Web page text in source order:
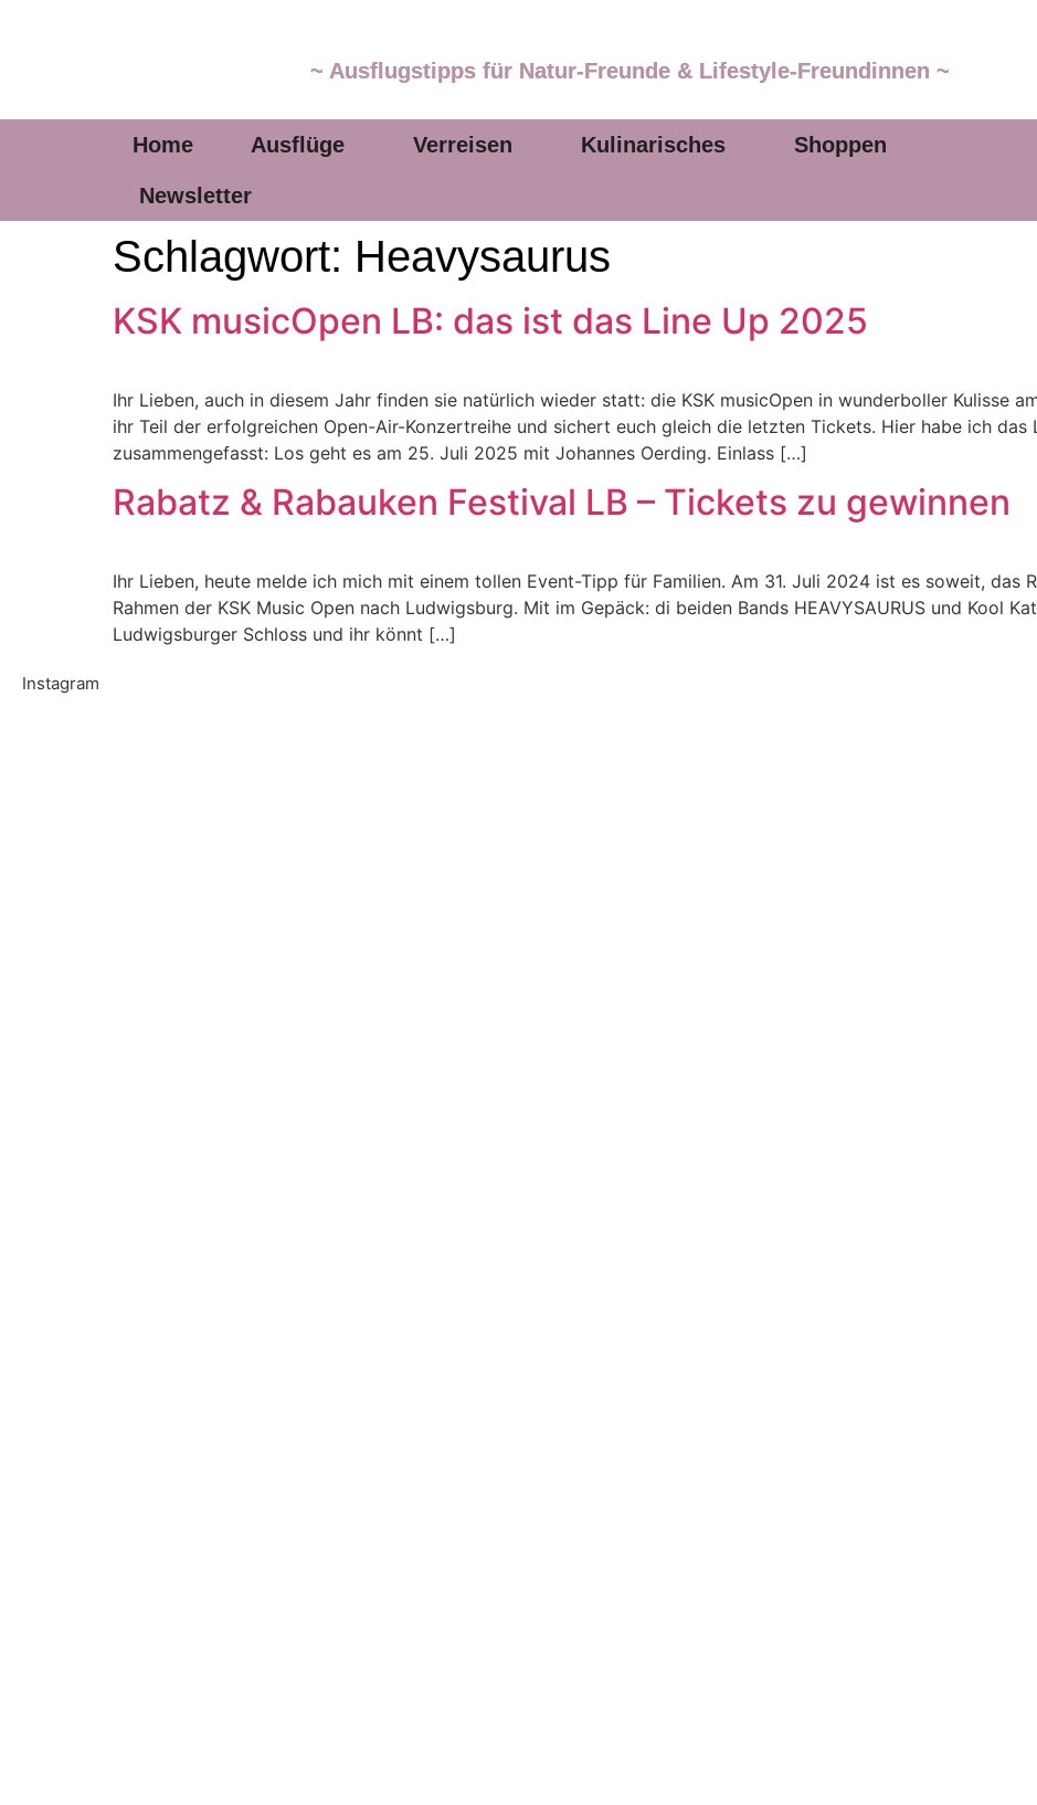
~ Ausflugstipps für Natur-Freunde & Lifestyle-Freundinnen ~
Home Ausflüge Verreisen Kulinarisches Shoppen
Newsletter
Schlagwort: Heavysaurus
KSK musicOpen LB: das ist das Line Up 2025
Ihr Lieben, auch in diesem Jahr finden sie natürlich wieder statt: die KSK musicOpen in wunderboller Kulisse
ihr Teil der erfolgreichen Open-Air-Konzertreihe und sichert euch gleich die letzten Tickets. Hier habe ich das
zusammengefasst: Los geht es am 25. Juli 2025 mit Johannes Oerding. Einlass […]
Rabatz & Rabauken Festival LB – Tickets zu gewinnen
Ihr Lieben, heute melde ich mich mit einem tollen Event-Tipp für Familien. Am 31. Juli 2024 ist es soweit, das
Rahmen der KSK Music Open nach Ludwigsburg. Mit im Gepäck: di beiden Bands HEAVYSAURUS und Kool
Ludwigsburger Schloss und ihr könnt […]
Instagram